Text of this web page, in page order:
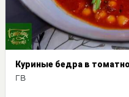
Куриные бедра в
ГВ